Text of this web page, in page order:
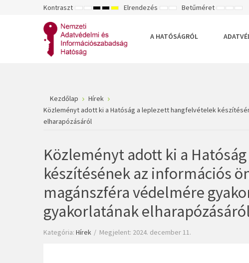
Kontraszt ALAPÉRTELMEZETT
ÉJSZAKAI
NAGY
FEHÉR
MÓD
NAGY
SÁRGA
MÓD
NAGY
MÓD
Elrendezés RÖGZÍTETT
SZÉLES
Betűméret KISEBB
A HATÓSÁGRÓL
Kezdőlap
Hírek
Közleményt adott ki a Hatóság a leplezett hangfelvételek
elharapózásáról
Közleményt adott ki a
készítésének az információs
magánszféra védelmére
gyakorlatának
Kategória: Hírek Megjelent: 2024. december 11.